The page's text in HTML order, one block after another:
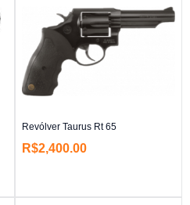
Revólver Taurus Rt 65
R$2,400.00